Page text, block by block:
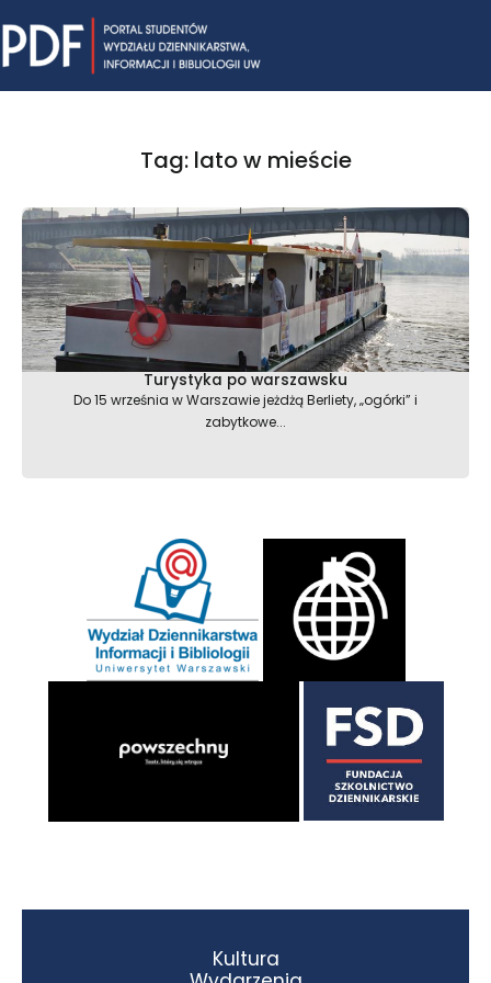
to
content
Tag: lato w mieście
Turystyka po warszawsku
Do 15 września w Warszawie jeżdżą Berliety, „ogórki” i
zabytkowe...
Kultura